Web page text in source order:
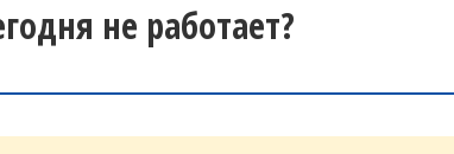
не работает?